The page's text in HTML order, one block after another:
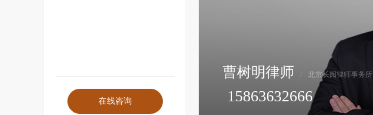
经济犯罪、知识产权犯罪、附带民事
曹树明律师 北京长阅律师事务所
15863632666